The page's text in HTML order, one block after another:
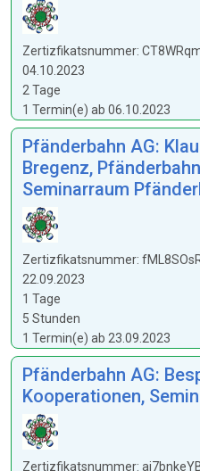
Zertizfikatsnummer:
04.10.2023
2 Tage
1 Termin(e) ab 06.10.2023
Pfänderbahn AG:
Bregenz,
Seminarraum
Zertizfikatsnummer:
22.09.2023
1 Tage
5 Stunden
1 Termin(e) ab 23.09.2023
Pfänderbahn AG:
Kooperationen,
Zertizfikatsnummer: